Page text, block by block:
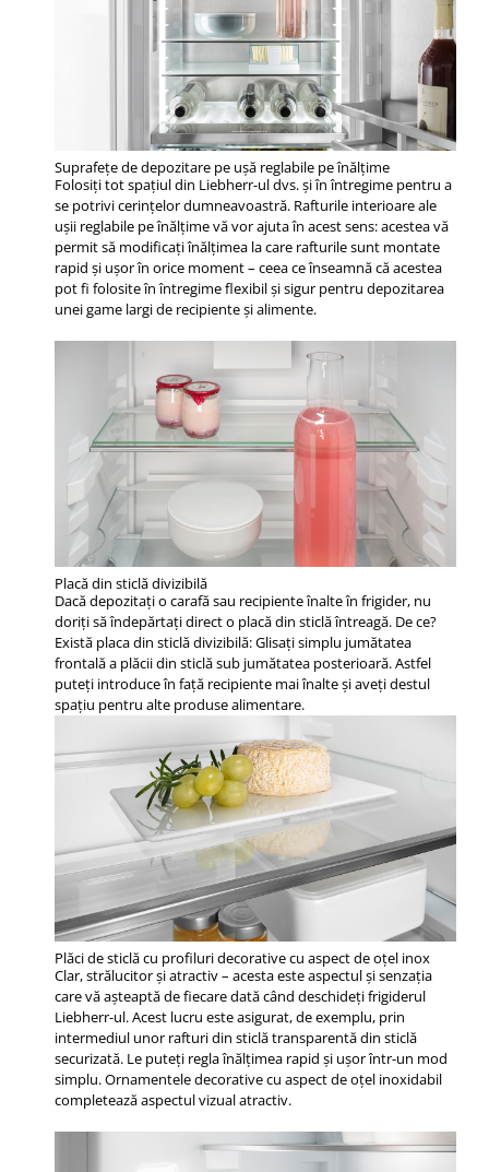
Suprafeţe de depozitare pe uşă reglabile pe înălţime
Folosiți tot spațiul din Liebherr-ul dvs. și în întregime pentru a
se potrivi cerințelor dumneavoastră. Rafturile interioare ale
ușii reglabile pe înălțime vă vor ajuta în acest sens: acestea vă
permit să modificați înălțimea la care rafturile sunt montate
rapid și ușor în orice moment – ceea ce înseamnă că acestea
pot fi folosite în întregime flexibil și sigur pentru depozitarea
unei game largi de recipiente și alimente.
Placă din sticlă divizibilă
Dacă depozitaţi o carafă sau recipiente înalte în frigider, nu
doriţi să îndepărtaţi direct o placă din sticlă întreagă. De ce?
Există placa din sticlă divizibilă: Glisaţi simplu jumătatea
frontală a plăcii din sticlă sub jumătatea posterioară. Astfel
puteţi introduce în faţă recipiente mai înalte şi aveţi destul
spaţiu pentru alte produse alimentare.
Plăci de sticlă cu profiluri decorative cu aspect de oțel inox
Clar, strălucitor și atractiv – acesta este aspectul și senzația
care vă așteaptă de fiecare dată când deschideți frigiderul
Liebherr-ul. Acest lucru este asigurat, de exemplu, prin
intermediul unor rafturi din sticlă transparentă din sticlă
securizată. Le puteți regla înălțimea rapid și ușor într-un mod
simplu. Ornamentele decorative cu aspect de oțel inoxidabil
completează aspectul vizual atractiv.